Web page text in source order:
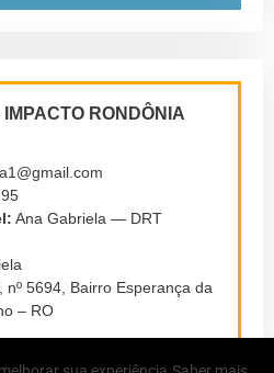
RONDÔNIA
Ana Gabriela — DRT
nº 5694, Bairro Esperança da
– RO